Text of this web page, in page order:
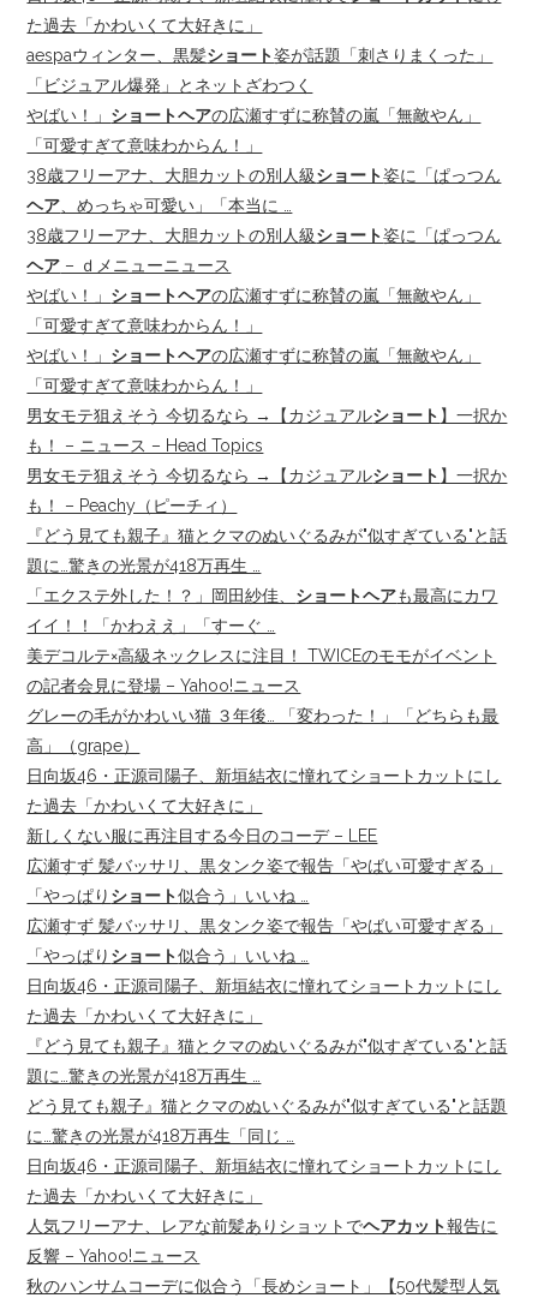
た過去「かわいくて大好きに」
aespaウィンター、黒髪ショート姿が話題「刺さりまくった」
「ビジュアル爆発」とネットざわつく
やばい！」 ショートヘアの広瀬すずに称賛の嵐「無敵やん」
「可愛すぎて意味わからん！」
38歳フリーアナ、大胆カットの別人級ショート姿に「ぱっつん
ヘア 、めっちゃ可愛い」「本当に …
38歳フリーアナ、大胆カットの別人級ショート姿に「ぱっつん
ヘア – ｄメニューニュース
やばい！」 ショートヘアの広瀬すずに称賛の嵐「無敵やん」
「可愛すぎて意味わからん！」
やばい！」 ショートヘアの広瀬すずに称賛の嵐「無敵やん」
「可愛すぎて意味わからん！」
男女モテ狙えそう 今切るなら →【カジュアルショート 】一択か
も！ – ニュース – Head Topics
男女モテ狙えそう 今切るなら →【カジュアルショート 】一択か
も！ – Peachy（ピーチィ）
『どう見ても親子』猫とクマのぬいぐるみが"似すぎている"と話
題に…驚きの光景が418万再生 …
「エクステ外した！？」岡田紗佳、 ショートヘアも最高にカワ
イイ！！「かわええ」「すーぐ …
美デコルテ×高級ネックレスに注目！ TWICEのモモがイベント
の記者会見に登場 – Yahoo!ニュース
グレーの毛がかわいい猫 ３年後… 「変わった！」「どちらも最
高」（grape）
日向坂46・正源司陽子、新垣結衣に憧れてショートカットにし
た過去「かわいくて大好きに」
新しくない服に再注目する今日のコーデ – LEE
広瀬すず 髪バッサリ、黒タンク姿で報告「やばい可愛すぎる」
「やっぱり ショート似合う」いいね …
広瀬すず 髪バッサリ、黒タンク姿で報告「やばい可愛すぎる」
「やっぱり ショート似合う」いいね …
日向坂46・正源司陽子、新垣結衣に憧れてショートカットにし
た過去「かわいくて大好きに」
『どう見ても親子』猫とクマのぬいぐるみが"似すぎている"と話
題に…驚きの光景が418万再生 …
どう見ても親子』猫とクマのぬいぐるみが"似すぎている"と話題
に…驚きの光景が418万再生「同じ …
日向坂46・正源司陽子、新垣結衣に憧れてショートカットにし
た過去「かわいくて大好きに」
人気フリーアナ、レアな前髪ありショットでヘアカット報告に
反響 – Yahoo!ニュース
秋のハンサムコーデに似合う「長めショート」【50代髪型人気